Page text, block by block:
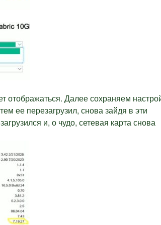
отображаться. Далее сохраняем
ее перезагрузил, снова зайдя в эти
и, о чудо, сетевая карта снова